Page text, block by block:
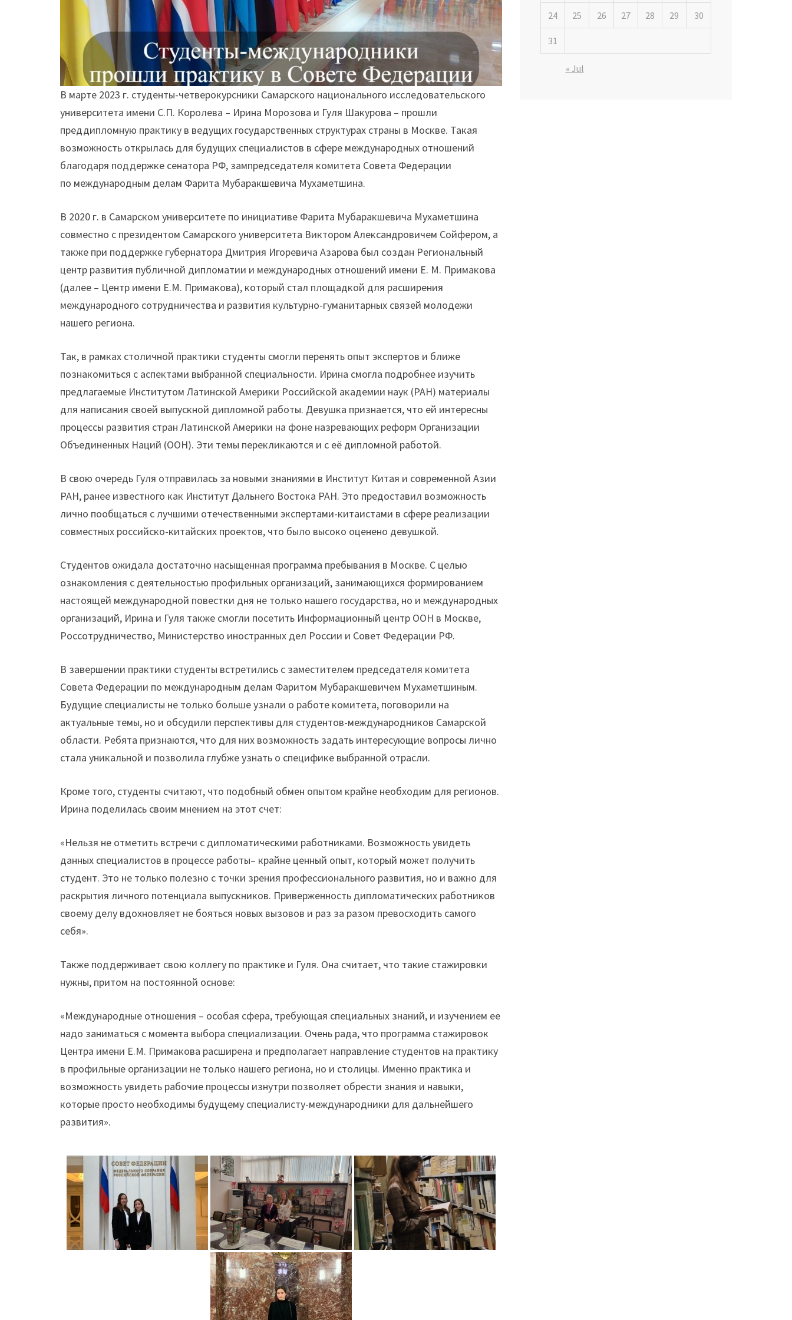
В марте 2023 г. студенты-четверокурсники Самарского национального исследовательского
университета имени С.П. Королева – Ирина Морозова и Гуля Шакурова – прошли
преддипломную практику в ведущих государственных структурах страны в Москве. Такая
возможность открылась для будущих специалистов в сфере международных отношений
благодаря поддержке сенатора РФ, зампредседателя комитета Совета Федерации
по международным делам Фарита Мубаракшевича Мухаметшина.
В 2020 г. в Самарском университете по инициативе Фарита Мубаракшевича Мухаметшина
совместно с президентом Самарского университета Виктором Александровичем Сойфером, а
также при поддержке губернатора Дмитрия Игоревича Азарова был создан Региональный
центр развития публичной дипломатии и международных отношений имени Е. М. Примакова
(далее – Центр имени Е.М. Примакова), который стал площадкой для расширения
международного сотрудничества и развития культурно-гуманитарных связей молодежи
нашего региона.
Так, в рамках столичной практики студенты смогли перенять опыт экспертов и ближе
познакомиться с аспектами выбранной специальности. Ирина смогла подробнее изучить
предлагаемые Институтом Латинской Америки Российской академии наук (РАН) материалы
для написания своей выпускной дипломной работы. Девушка признается, что ей интересны
процессы развития стран Латинской Америки на фоне назревающих реформ Организации
Объединенных Наций (ООН). Эти темы перекликаются и с её дипломной работой.
В свою очередь Гуля отправилась за новыми знаниями в Институт Китая и современной Азии
РАН, ранее известного как Институт Дальнего Востока РАН. Это предоставил возможность
лично пообщаться с лучшими отечественными экспертами-китаистами в сфере реализации
совместных российско-китайских проектов, что было высоко оценено девушкой.
Студентов ожидала достаточно насыщенная программа пребывания в Москве. С целью
ознакомления с деятельностью профильных организаций, занимающихся формированием
настоящей международной повестки дня не только нашего государства, но и международных
организаций, Ирина и Гуля также смогли посетить Информационный центр ООН в Москве,
Россотрудничество, Министерство иностранных дел России и Совет Федерации РФ.
В завершении практики студенты встретились с заместителем председателя комитета
Совета Федерации по международным делам Фаритом Мубаракшевичем Мухаметшиным.
Будущие специалисты не только больше узнали о работе комитета, поговорили на
актуальные темы, но и обсудили перспективы для студентов-международников Самарской
области. Ребята признаются, что для них возможность задать интересующие вопросы лично
стала уникальной и позволила глубже узнать о специфике выбранной отрасли.
Кроме того, студенты считают, что подобный обмен опытом крайне необходим для регионов.
Ирина поделилась своим мнением на этот счет:
«Нельзя не отметить встречи с дипломатическими работниками. Возможность увидеть
данных специалистов в процессе работы– крайне ценный опыт, который может получить
студент. Это не только полезно с точки зрения профессионального развития, но и важно для
раскрытия личного потенциала выпускников. Приверженность дипломатических работников
своему делу вдохновляет не бояться новых вызовов и раз за разом превосходить самого
себя».
Также поддерживает свою коллегу по практике и Гуля. Она считает, что такие стажировки
нужны, притом на постоянной основе:
«Международные отношения – особая сфера, требующая специальных знаний, и изучением ее
надо заниматься с момента выбора специализации. Очень рада, что программа стажировок
Центра имени Е.М. Примакова расширена и предполагает направление студентов на практику
в профильные организации не только нашего региона, но и столицы. Именно практика и
возможность увидеть рабочие процессы изнутри позволяет обрести знания и навыки,
которые просто необходимы будущему специалисту-международники для дальнейшего
развития».
24 25 26 27 28 29 30
31
« Jul